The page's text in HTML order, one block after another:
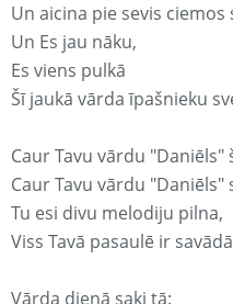
Un aicina pie sevis ciemos
Un Es jau nāku,
Es viens pulkā
Šī jaukā vārda īpašnieku
Caur Tavu vārdu "Daniēls"
Caur Tavu vārdu "Daniēls"
Tu esi divu melodiju pilna,
Viss Tavā pasaulē ir
Vārda dienā saki tā: